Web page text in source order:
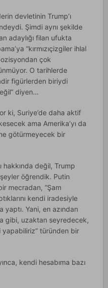
devletinin Trump’ı
Şimdi aynı şekilde
adaylığı filan ufukta
“kırmızıçizgiler ihlal
çok
O tarihlerde
figürlerden biriydi
diyen…
ki, Suriye’de daha aktif
ama Amerika’yı da
götürmeyecek bir
hakkında değil, Trump
öğrendik. Putin
mecradan, “Şam
kendi iradesiyle
yaptı. Yani, en azından
gibi, uzaktan seyredecek,
yapabiliriz” türünden bir
kendi hesabıma bazı